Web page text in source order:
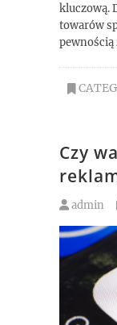
kluczową.
towarów
Czy
admin